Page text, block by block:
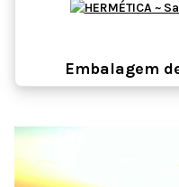
Embalagem